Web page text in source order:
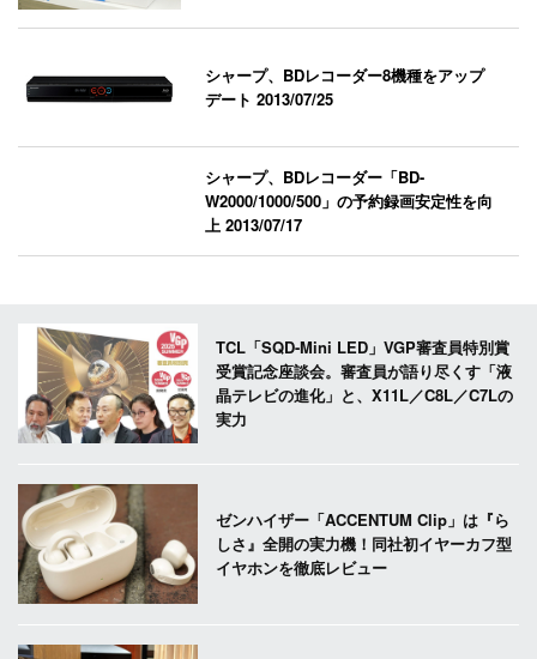
シャープ、BDレコーダー8機種をアップ
デート2013/07/25
シャープ、BDレコーダー「BD-
W2000/1000/500」の予約録画安定性を向
上2013/07/17
TCL「SQD-Mini LED」VGP審査員特別賞
受賞記念座談会。審査員が語り尽くす「液
晶テレビの進化」と、X11L／C8L／C7Lの
実力
ゼンハイザー「ACCENTUM Clip」は『ら
しさ』全開の実力機！同社初イヤーカフ型
イヤホンを徹底レビュー